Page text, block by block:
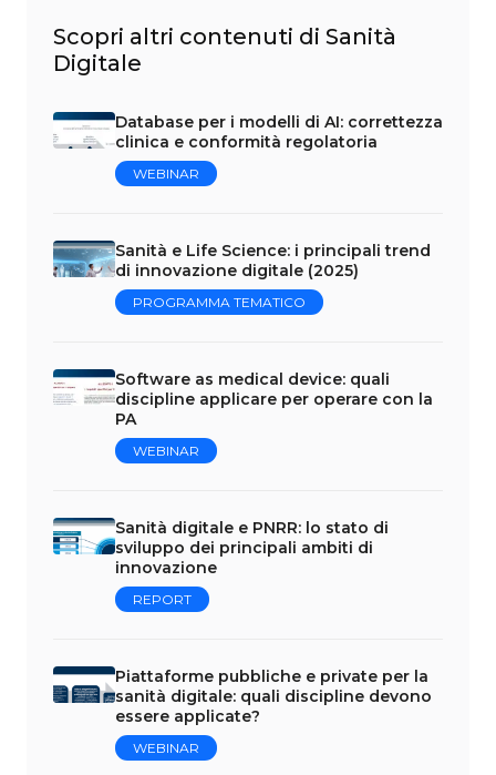
Scopri altri contenuti di Sanità
Digitale
Database per i modelli di AI: correttezza
clinica e conformità regolatoria
WEBINAR
Sanità e Life Science: i principali trend
di innovazione digitale (2025)
PROGRAMMA TEMATICO
Software as medical device: quali
discipline applicare per operare con la
PA
WEBINAR
Sanità digitale e PNRR: lo stato di
sviluppo dei principali ambiti di
innovazione
REPORT
Piattaforme pubbliche e private per la
sanità digitale: quali discipline devono
essere applicate?
WEBINAR